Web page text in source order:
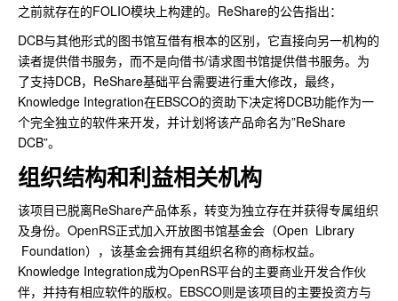
之前就存在的FOLIO模块上构建的。ReShare的公告指出：
DCB与其他形式的图书馆互借有根本的区别，它直接向另一机构的
读者提供借书服务，而不是向借书/请求图书馆提供借书服务。为
了支持DCB，ReShare基础平台需要进行重大修改，最终，
Knowledge Integration在EBSCO的资助下决定将DCB功能作为一
个完全独立的软件来开发，并计划将该产品命名为”ReShare
DCB”。
组织结构和利益相关机构
该项目已脱离ReShare产品体系，转变为独立存在并获得专属组织
及身份。OpenRS正式加入开放图书馆基金会（Open Library
Foundation），该基金会拥有其组织名称的商标权益。
Knowledge Integration成为OpenRS平台的主要商业开发合作伙
伴，并持有相应软件的版权。EBSCO则是该项目的主要投资方与